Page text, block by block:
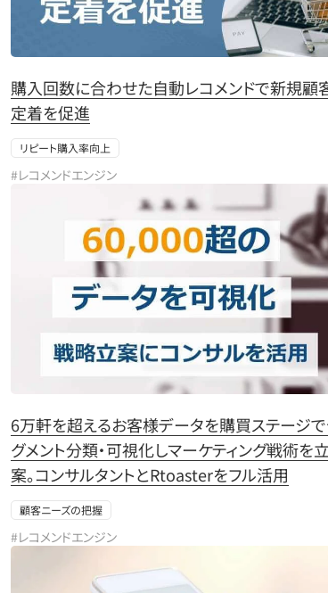
購入回数に合わせた自動レコメンドで新規顧
定着を促進
リピート購入率向上
#レコメンドエンジン
6万軒を超えるお客様データを購買ステージ
グメント分類・可視化しマーケティング戦術を
案。コンサルタントとRtoasterをフル活用
顧客ニーズの把握
#レコメンドエンジン